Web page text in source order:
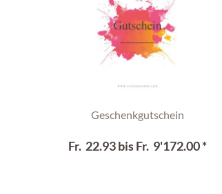
Geschenkgutschein
Fr. 22.93 bis Fr. 9'172.00 *